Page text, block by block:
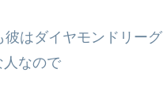
はダイヤモンドリーグ
人なので